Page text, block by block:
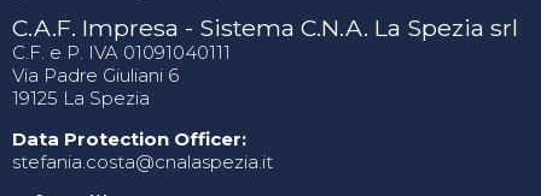
C.A.F. Impresa - Sistema C.N.A. La Spezia srl
C.F. e P. IVA 01091040111
Via Padre Giuliani 6
19125 La Spezia
Data Protection Officer:
stefania.costa@cnalaspezia.it